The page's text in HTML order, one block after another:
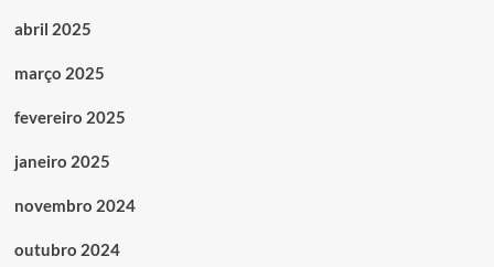
abril 2025
março 2025
fevereiro 2025
janeiro 2025
novembro 2024
outubro 2024